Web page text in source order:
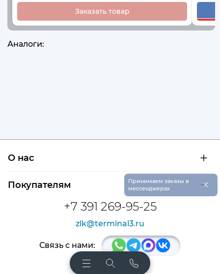
Заказать товар
Аналоги:
+7 391 269-95-25
zlk@terminal3.ru
О нас
Сертификаты на продукцию
Покупателям
Доставка и оплата
Расшифровка маркировки подшипников
Связь с нами:
Принимаем заказы в
мессенджерах
×